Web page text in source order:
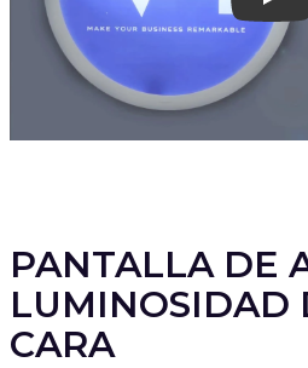
Play
PANTALLA DE
LUMINOSIDAD
CARA